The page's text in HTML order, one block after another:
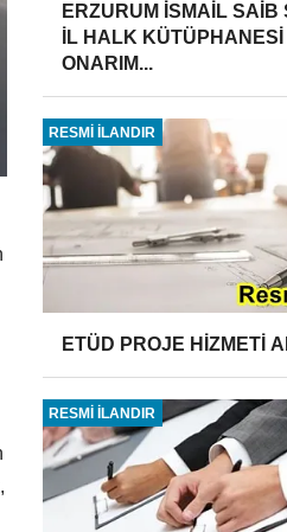
ERZURUM İSMAİL SAİB
İL HALK
ONARIM...
RESMİ İLANDIR
ETÜD PROJE HİZMETİ
RESMİ İLANDIR